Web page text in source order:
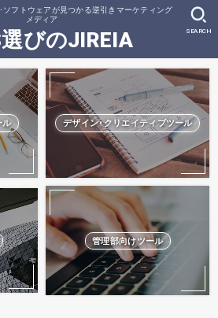
フトウェアが見つかる逆引きマーケティング
メディア
びのJIREIA SEARCH
ル デザイン･クリエイティブツール
管理部向けツール